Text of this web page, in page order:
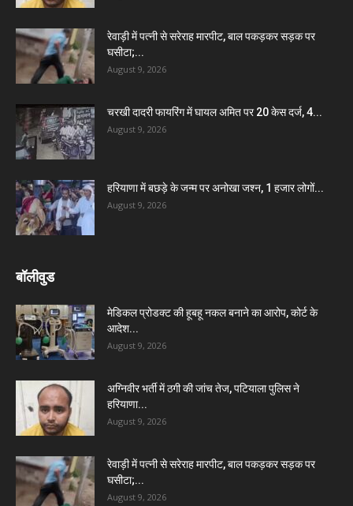
रेवाड़ी में पत्नी से सरेराह मारपीट, बाल पकड़कर सड़क पर
घसीटा;...
August 9, 2026
चरखी दादरी फायरिंग में घायल अमित पर 20 केस दर्ज, 4...
August 9, 2026
हरियाणा में बछड़े के जन्म पर अनोखा जश्न, 1 हजार लोगों...
August 9, 2026
बॉलीवुड
मेडिकल प्रोडक्ट की हूबहू नकल बनाने का आरोप, कोर्ट के
आदेश...
August 9, 2026
अग्निवीर भर्ती में ठगी की जांच तेज, पटियाला पुलिस ने
हरियाणा...
August 9, 2026
रेवाड़ी में पत्नी से सरेराह मारपीट, बाल पकड़कर सड़क पर
घसीटा;...
August 9, 2026